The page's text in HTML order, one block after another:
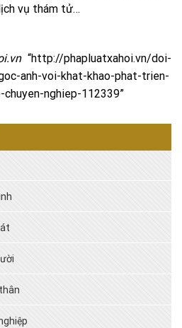
vụ thám tử…
“http://phapluatxahoi.vn/doi-
anh-voi-khat-khao-phat-trien-
nghiep-112339”